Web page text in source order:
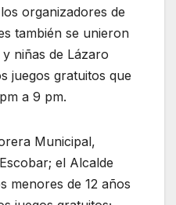
organizadores de
también se unieron
niñas de Lázaro
juegos gratuitos que
a 9 pm.
Municipal,
el Alcalde
menores de 12 años